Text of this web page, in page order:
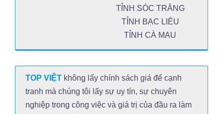
TỈNH SÓC TRĂNG
TỈNH BẠC LIÊU
TỈNH CÀ MAU
TOP VIỆT không lấy chính sách giá để cạnh
tranh mà chúng tôi lấy sự uy tín, sự chuyên
nghiệp trong công việc và giá trị của đầu ra làm